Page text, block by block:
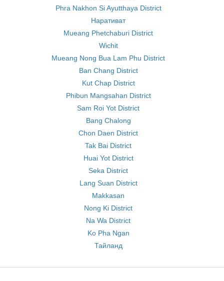
Phra Nakhon Si Ayutthaya District
Наративат
Mueang Phetchaburi District
Wichit
Mueang Nong Bua Lam Phu District
Ban Chang District
Kut Chap District
Phibun Mangsahan District
Sam Roi Yot District
Bang Chalong
Chon Daen District
Tak Bai District
Huai Yot District
Seka District
Lang Suan District
Makkasan
Nong Ki District
Na Wa District
Ko Pha Ngan
Тайланд